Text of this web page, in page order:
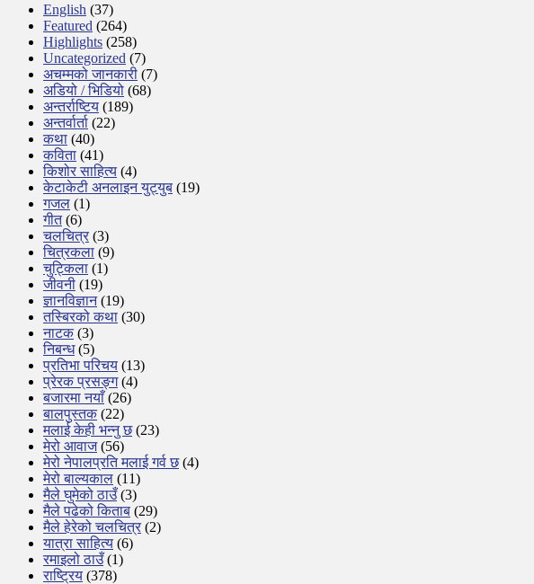
English (37)
Featured (264)
Highlights (258)
Uncategorized (7)
अचम्मको जानकारी (7)
अडियो / भिडियो (68)
अन्तर्राष्टिय (189)
अन्तर्वार्ता (22)
कथा (40)
कविता (41)
किशोर साहित्य (4)
केटाकेटी अनलाइन युट्युब (19)
गजल (1)
गीत(6)
चलचित्र (3)
चित्रकला (9)
चुट्किला (1)
जीवनी (19)
ज्ञानविज्ञान(19)
तस्बिरको कथा (30)
नाटक(3)
निबन्ध(5)
प्रतिभा परिचय (13)
प्रेरक प्रसङ्ग(4)
बजारमा नयाँ(26)
बालपुस्तक(22)
मलाई केही भन्नु छ(23)
मेरो आवाज(56)
मेरो नेपालप्रति मलाई गर्व छ(4)
मेरो बाल्यकाल (11)
मैले घुमेको ठाउँ(3)
मैले पढेको किताब (29)
मैले हेरेको चलचित्र (2)
यात्रा साहित्य (6)
रमाइलो ठाउँ(1)
राष्ट्रिय (378)